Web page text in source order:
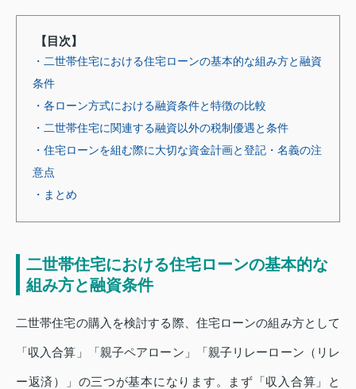
【目次】
・二世帯住宅における住宅ローンの基本的な組み方と融資
条件
・各ローン方式における融資条件と特徴の比較
・二世帯住宅に関連する融資以外の税制優遇と条件
・住宅ローンを組む際に大切な資金計画と登記・名義の注
意点
・まとめ
二世帯住宅における住宅ローンの基本的な
組み方と融資条件
二世帯住宅の購入を検討する際、住宅ローンの組み方として
「収入合算」「親子ペアローン」「親子リレーローン（リレ
ー返済）」の三つが基本になります。まず「収入合算」と